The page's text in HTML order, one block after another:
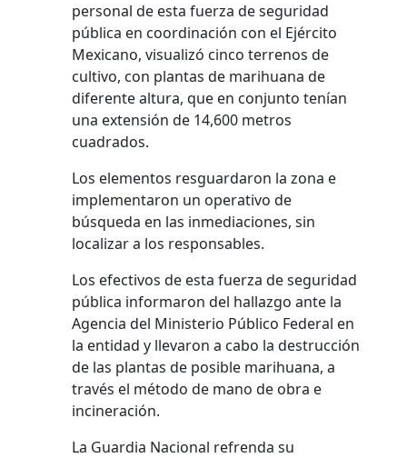
personal de esta fuerza de seguridad
pública en coordinación con el Ejército
Mexicano, visualizó cinco terrenos de
cultivo, con plantas de marihuana de
diferente altura, que en conjunto tenían
una extensión de 14,600 metros
cuadrados.
Los elementos resguardaron la zona e
implementaron un operativo de
búsqueda en las inmediaciones, sin
localizar a los responsables.
Los efectivos de esta fuerza de seguridad
pública informaron del hallazgo ante la
Agencia del Ministerio Público Federal en
la entidad y llevaron a cabo la destrucción
de las plantas de posible marihuana, a
través el método de mano de obra e
incineración.
La Guardia Nacional refrenda su